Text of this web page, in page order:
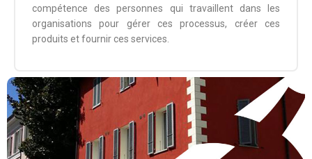
compétence des personnes qui travaillent dans les
organisations pour gérer ces processus, créer ces
produits et fournir ces services.